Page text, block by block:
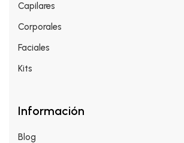
Capilares
Corporales
Faciales
Kits
Información
Blog